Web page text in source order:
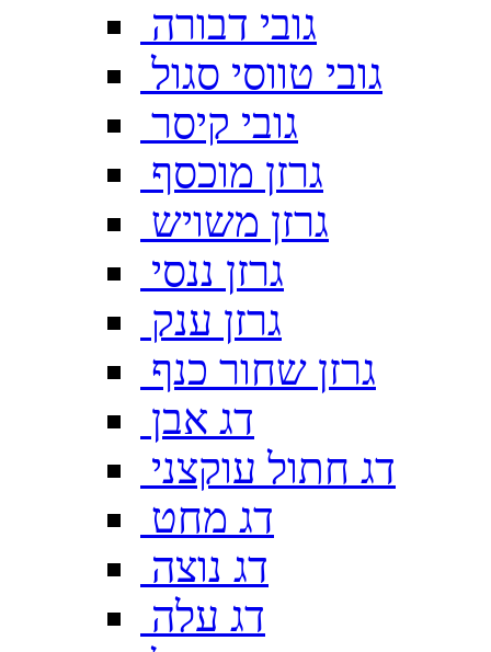
גובי דבורה
גובי טווסי סגול
גובי קיסר
גרזן מוכסף
גרזן משויש
גרזן ננסי
גרזן ענק
גרזן שחור כנף
דג אבן
דג חתול עוקצני
דג מחט
דג נוצה
דג עלה